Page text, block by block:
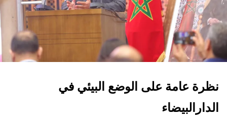
نظرة عامة على الوضع البيئي في
الدارالبيضاء